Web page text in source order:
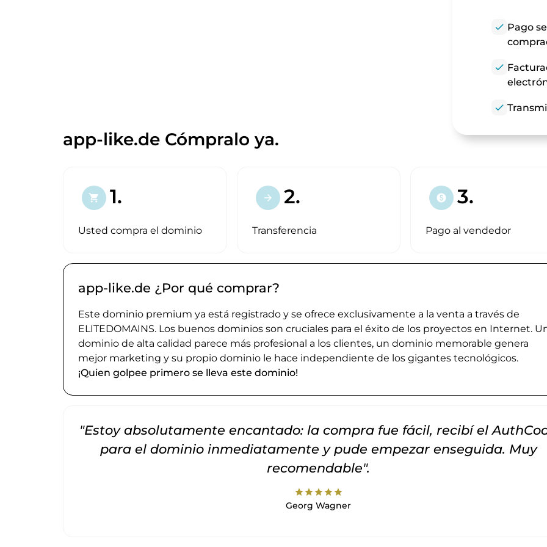
check Pago
check
check
app-like.de Cómpralo ya.
shopping_cart 1.
Usted compra el dominio
arrow_forward 2.
Transferencia
paid 3.
Pago al vendedor
app-like.de ¿Por qué comprar?
Este dominio premium ya está registrado y se ofrece exclusivamente a la venta a través de
ELITEDOMAINS. Los buenos dominios son cruciales para el éxito de los proyectos en Internet.
dominio de alta calidad parece más profesional a los clientes, un dominio memorable genera
mejor marketing y su propio dominio le hace independiente de los gigantes tecnológicos.
¡Quien golpee primero se lleva este dominio!
"Estoy absolutamente encantado: la compra fue fácil, recibí el
para el dominio inmediatamente y pude empezar enseguida. Muy
recomendable".
starstarstarstarstar
Georg Wagner